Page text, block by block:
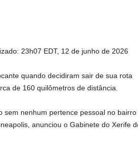
23h07 EDT, 12 de junho de 2026
quando decidiram sair de sua rota
de 160 quilômetros de distância.
sem nenhum pertence pessoal no bairro
anunciou o Gabinete do Xerife